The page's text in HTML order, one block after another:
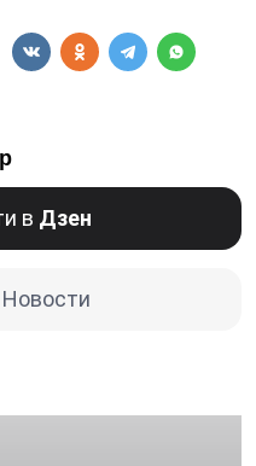
в Дзен
Новости